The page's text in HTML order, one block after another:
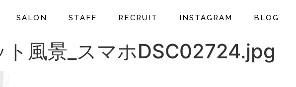
SALON STAFF RECRUIT INSTAGRAM BLOG
ト風景_スマホDSC02724.jpg